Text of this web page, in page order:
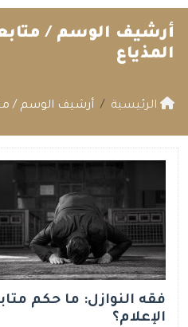
أرشيف الوسم /
المذياع
الرئيسية أرشيف الوسم /
فقه النوازل: ما حكم
الإعلام؟